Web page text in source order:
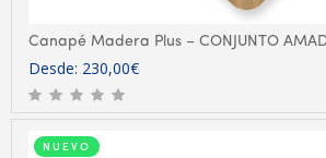
Canapé Madera Plus – CONJUNTO
Desde: 230,00€
NUEVO